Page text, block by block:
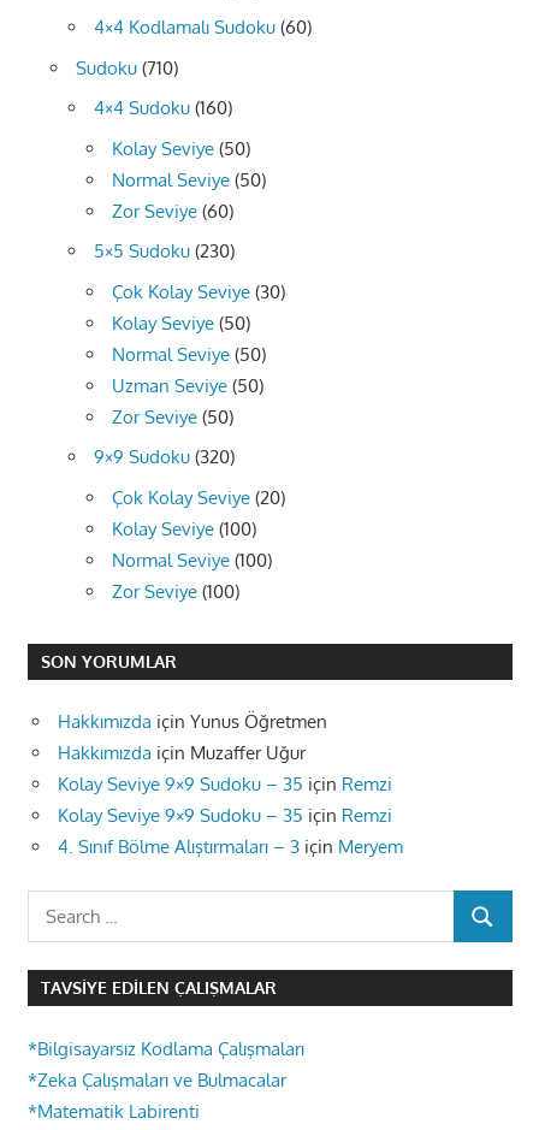
4×4 Kodlamalı Sudoku (60)
Sudoku (710)
4×4 Sudoku (160)
Kolay Seviye (50)
Normal Seviye (50)
Zor Seviye (60)
5×5 Sudoku (230)
Çok Kolay Seviye (30)
Kolay Seviye (50)
Normal Seviye (50)
Uzman Seviye (50)
Zor Seviye (50)
9×9 Sudoku (320)
Çok Kolay Seviye (20)
Kolay Seviye (100)
Normal Seviye (100)
Zor Seviye (100)
SON YORUMLAR
Hakkımızda için Yunus Öğretmen
Hakkımızda için Muzaffer Uğur
Kolay Seviye 9×9 Sudoku – 35 için Remzi
Kolay Seviye 9×9 Sudoku – 35 için Remzi
4. Sınıf Bölme Alıştırmaları – 3 için Meryem
Search
for:
SEARCH
TAVSIYE EDILEN ÇALIŞMALAR
*Bilgisayarsız Kodlama Çalışmaları
*Zeka Çalışmaları ve Bulmacalar
*Matematik Labirenti